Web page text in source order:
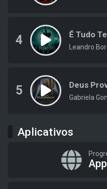
4 É Tudo
Leandro
5 Deus
Gabriela
Aplicativos